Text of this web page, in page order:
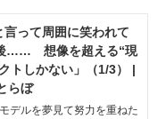
言って周囲に笑われて
…… 想像を超える“現
トしかない」（1/3） |
らぼ
デルを夢見て努力を重ねた